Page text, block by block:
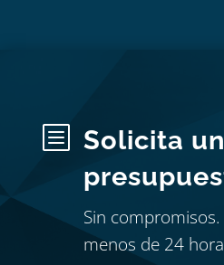
b
Solicita un
Sin
menos de 24